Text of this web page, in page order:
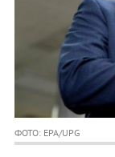
ФОТО: EPA/UPG